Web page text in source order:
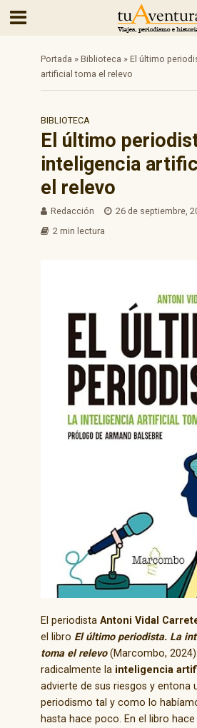
Portada » Biblioteca » El último
artificial toma el relevo
BIBLIOTECA
El último
inteligencia
el relevo
Redacción
26 de septiembre,
2 min lectura
El periodista Antoni Vidal
el libro El último periodista. La
toma el relevo(Marcombo,
radicalmente la inteligencia
advierte de sus riesgos y entona
periodismo tal y como lo
hasta hace poco. En el libro